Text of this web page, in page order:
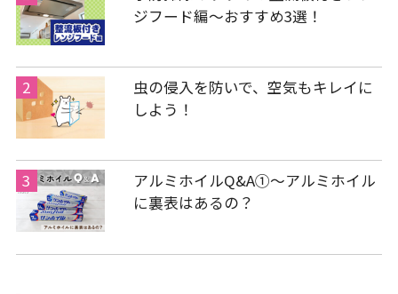
ジフード編～おすすめ3選！
虫の侵入を防いで、空気もキレイに
しよう！
アルミホイルQ&A①～アルミホイル
に裏表はあるの？